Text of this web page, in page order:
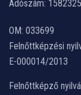
Adószám:
OM: 033699
Felnőttképzési
E-000014/2013
Felnőttképző